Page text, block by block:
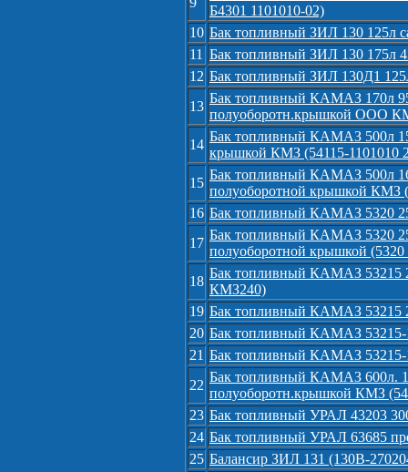
Б4301 1101010-02)
10 Бак топливный ЗИЛ 130 125л
11 Бак топливный ЗИЛ 130 175л
12 Бак топливный ЗИЛ 130Д1
13
Бак топливный КАМАЗ 170л
полуоборотн.крышкой ООО
14
Бак топливный КАМАЗ 500л
крышкой КМЗ (54115-1101010
15
Бак топливный КАМАЗ 500л
полуоборотной крышкой КМЗ
16 Бак топливный КАМАЗ 5320
17
Бак топливный КАМАЗ 5320
полуоборотной крышкой
18
Бак топливный КАМАЗ 53215
КМЗ240)
19 Бак топливный КАМАЗ 53215
20 Бак топливный КАМАЗ 53215-
21 Бак топливный КАМАЗ 53215-
22
Бак топливный КАМАЗ 600л.
полуоборотн.крышкой КМЗ
23 Бак топливный УРАЛ 43203
24 Бак топливный УРАЛ 63685
25 Балансир ЗИЛ 131 (130В-